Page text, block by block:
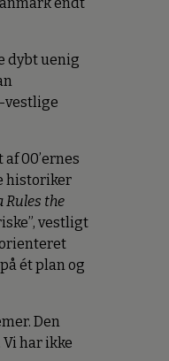
dybt uenig
vestlige
00’ernes
historiker
Rules the
vestligt
ét plan og
Den
har ikke